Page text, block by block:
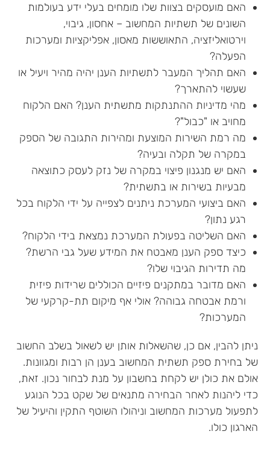
האם מועסקים בצוות שלו מומחים בעלי ידע בעולמות
השונים של תשתיות המחשוב – אחסון, גיבוי,
וירטואליזציה, התאוששות מאסון, אפליקציות ומערכות
הפעלה?
האם תהליך המעבר לתשתיות הענן יהיה מהיר ויעיל או
שעשוי להתארך?
מהי מדיניות ההתנתקות מתשתית הענן? האם הלקוח
מחויב או "כבול"?
מה רמת השירות המוצעת ומהירות התגובה של הספק
במקרה של תקלה ובעיה?
האם יש מנגנון פיצוי במקרה של נזק לעסק כתוצאה
מבעיות בשירות או בתשתית?
האם ביצועי המערכת ניתנים לצפייה על ידי הלקוח בכל
רגע נתון?
האם השליטה בפעולת המערכת נמצאת בידי הלקוח?
כיצד ספק הענן מאבטח את המידע שעל גבי הרשת?
מה תדירות הגיבוי שלו?
האם מדובר במתקנים פיזיים הכוללים שרידות פיזית
ורמת אבטחה גבוהה? אולי אף מיקום תת-קרקעי של
המערכות?
ניתן להבין, אם כן, שהשאלות אותן יש לשאול בשלב החשוב
של בחירת ספק תשתית המחשוב בענן הן רבות ומגוונות.
אולם את כולן יש לקחת בחשבון על מנת לבחור נכון. זאת,
כדי ליהנות לאחר הבחירה מתנאים של שקט בכל הנוגע
לתפעול מערכות המחשוב וניהולו השוטף התקין והיעיל של
הארגון כולו.